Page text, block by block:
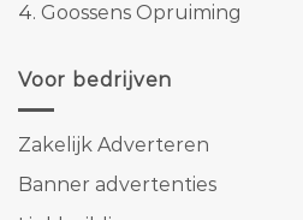
4. Goossens Opruiming
Voor bedrijven
Zakelijk Adverteren
Banner advertenties